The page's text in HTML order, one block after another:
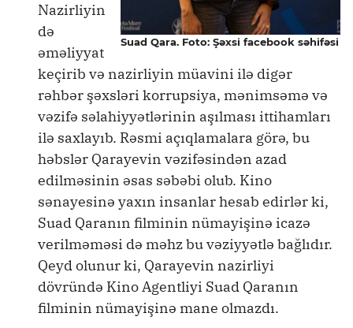
Suad Qara. Foto: Şəxsi facebook səhifəsi
Nazirliyin
də
əməliyyat
keçirib və nazirliyin müavini ilə digər
rəhbər şəxsləri korrupsiya, mənimsəmə və
vəzifə səlahiyyətlərinin aşılması ittihamları
ilə saxlayıb. Rəsmi açıqlamalara görə, bu
həbslər Qarayevin vəzifəsindən azad
edilməsinin əsas səbəbi olub. Kino
sənayesinə yaxın insanlar hesab edirlər ki,
Suad Qaranın filminin nümayişinə icazə
verilməməsi də məhz bu vəziyyətlə bağlıdır.
Qeyd olunur ki, Qarayevin nazirliyi
dövründə Kino Agentliyi Suad Qaranın
filminin nümayişinə mane olmazdı.